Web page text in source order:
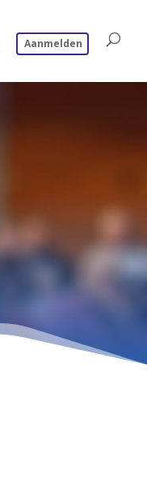
Aanmelden